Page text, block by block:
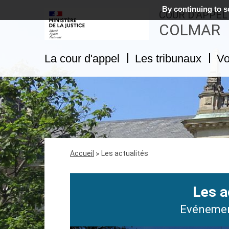
COUR
COLMAR
La cour d'appel Les tribunaux
Fil
Accueil Les actualités
Les
By continuing to